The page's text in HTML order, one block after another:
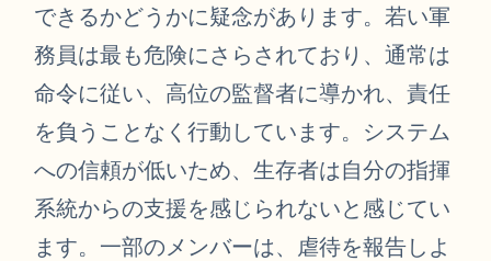
できるかどうかに疑念があります。若い軍
務員は最も危険にさらされており、通常は
命令に従い、高位の監督者に導かれ、責任
を負うことなく行動しています。システム
への信頼が低いため、生存者は自分の指揮
系統からの支援を感じられないと感じてい
ます。一部のメンバーは、虐待を報告しよ